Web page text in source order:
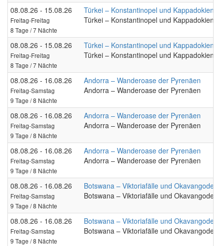
08.08.26 - 15.08.26
Freitag-Freitag
8 Tage / 7 Nächte
Türkei – Konstantinopel und Kappadokien
Türkei – Konstantinopel und Kappadokien
08.08.26 - 15.08.26
Freitag-Freitag
8 Tage / 7 Nächte
Türkei – Konstantinopel und Kappadokien
Türkei – Konstantinopel und Kappadokien
08.08.26 - 16.08.26
Freitag-Samstag
9 Tage / 8 Nächte
Andorra – Wanderoase der Pyrenäen
Andorra – Wanderoase der Pyrenäen
08.08.26 - 16.08.26
Freitag-Samstag
9 Tage / 8 Nächte
Andorra – Wanderoase der Pyrenäen
Andorra – Wanderoase der Pyrenäen
08.08.26 - 16.08.26
Freitag-Samstag
9 Tage / 8 Nächte
Andorra – Wanderoase der Pyrenäen
Andorra – Wanderoase der Pyrenäen
08.08.26 - 16.08.26
Freitag-Samstag
9 Tage / 8 Nächte
Botswana – Viktoriafälle und Okavangodelta
Botswana – Viktoriafälle und Okavangodelta
08.08.26 - 16.08.26
Freitag-Samstag
9 Tage / 8 Nächte
Botswana – Viktoriafälle und Okavangodelta
Botswana – Viktoriafälle und Okavangodelta